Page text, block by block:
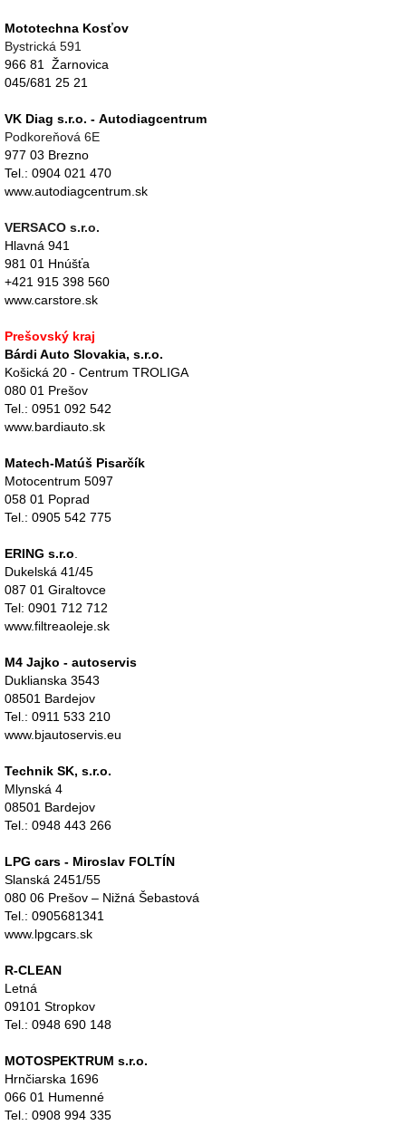
Mototechna Kosťov
Bystrická 591
966 81 Žarnovica
045/681 25 21
VK Diag s.r.o. - Autodiagcentrum
Podkoreňová 6E
977 03 Brezno
Tel.: 0904 021 470
www.autodiagcentrum.sk
VERSACO s.r.o.
Hlavná 941
981 01 Hnúšťa
+421 915 398 560
www.carstore.sk
Prešovský kraj
Bárdi Auto Slovakia, s.r.o.
Košická 20 - Centrum TROLIGA
080 01 Prešov
Tel.: 0951 092 542
www.bardiauto.sk
Matech-Matúš Pisarčík
Motocentrum 5097
058 01 Poprad
Tel.: 0905 542 775
ERING s.r.o
Dukelská 41/45
087 01 Giraltovce
Tel: 0901 712 712
www.filtreaoleje.sk
M4 Jajko - autoservis
Duklianska 3543
08501 Bardejov
Tel.: 0911 533 210
www.bjautoservis.eu
Technik SK, s.r.o.
Mlynská 4
08501 Bardejov
Tel.: 0948 443 266
LPG cars - Miroslav FOLTÍN
Slanská 2451/55
080 06 Prešov – Nižná Šebastová
Tel.: 0905681341
www.lpgcars.sk
R-CLEAN
Letná
09101 Stropkov
Tel.: 0948 690 148
MOTOSPEKTRUM s.r.o.
Hrnčiarska 1696
066 01 Humenné
Tel.: 0908 994 335